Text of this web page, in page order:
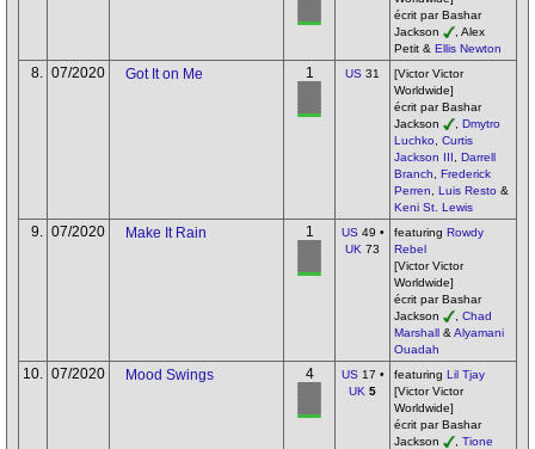
écrit par Bashar
Jackson
, Alex
Petit & Ellis Newton
8. 07/2020 Got It on Me 1 US 31
[Victor Victor
Worldwide]
écrit par Bashar
Jackson
Dmytro
Luchko
Curtis
Jackson III
Darrell
Branch
Frederick
Perren
Luis Resto &
Keni St. Lewis
9. 07/2020 Make It Rain 1 US49 •
UK 73
featuring Rowdy
Rebel
[Victor Victor
Worldwide]
écrit par Bashar
Jackson
Chad
Marshall & Alyamani
Ouadah
10. 07/2020 Mood Swings 4 US17 •
UK 5
featuring Lil Tjay
[Victor Victor
Worldwide]
écrit par Bashar
Jackson
Tione